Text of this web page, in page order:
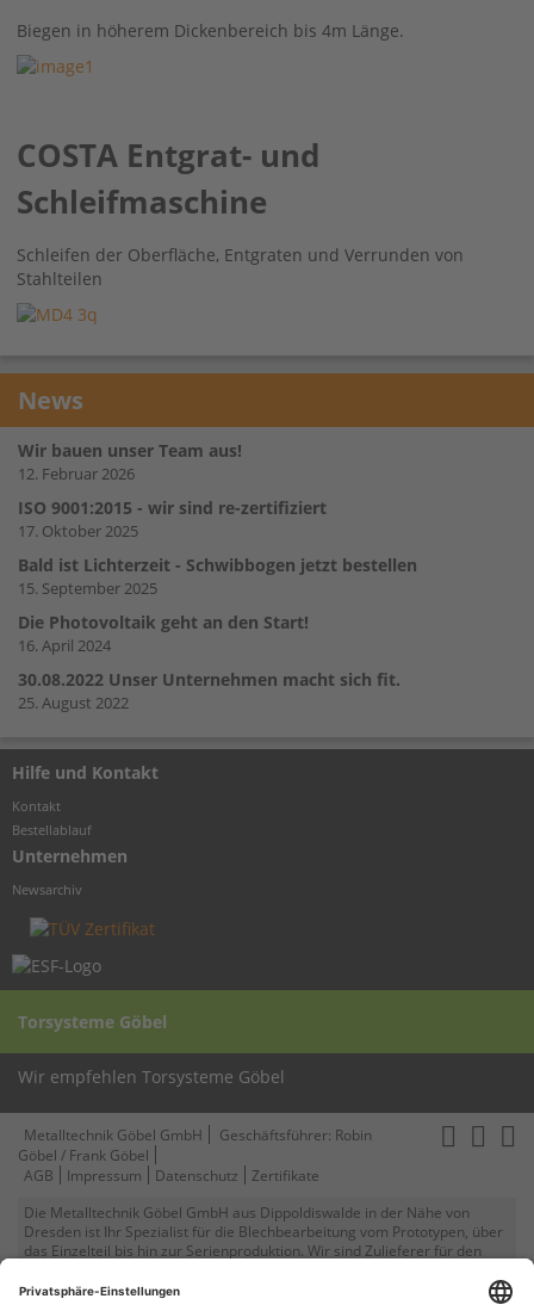
Biegen in höherem Dickenbereich bis 4m Länge.
COSTA Entgrat- und
Schleifmaschine
Schleifen der Oberfläche, Entgraten und Verrunden von
Stahlteilen
News
Wir bauen unser Team aus!
12. Februar 2026
ISO 9001:2015 - wir sind re-zertifiziert
17. Oktober 2025
Bald ist Lichterzeit - Schwibbogen jetzt bestellen
15. September 2025
Die Photovoltaik geht an den Start!
16. April 2024
30.08.2022 Unser Unternehmen macht sich fit.
25. August 2022
Hilfe und Kontakt
Kontakt
Bestellablauf
Unternehmen
Newsarchiv
Torsysteme Göbel
Wir empfehlen Torsysteme Göbel
Metalltechnik Göbel GmbH
Geschäftsführer: Robin
Göbel / Frank Göbel
AGB
Impressum Datenschutz Zertifikate
Die Metalltechnik Göbel GmbH aus Dippoldiswalde in der Nähe von
Dresden ist Ihr Spezialist für die Blechbearbeitung vom Prototypen, über
das Einzelteil bis hin zur Serienproduktion. Wir sind Zulieferer für den
Schneiden, konventionelle Zerspanung, CNC-Fräsen, Schweißen,